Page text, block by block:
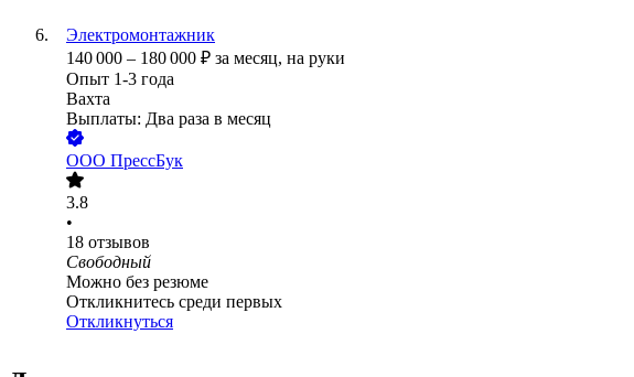
Электромонтажник
140 000 – 180 000 ₽ за месяц, на руки
Опыт 1-3 года
Вахта
Выплаты: Два раза в месяц
ООО ПрессБук
3.8
•
18 отзывов
Свободный
Можно без резюме
Откликнитесь среди первых
Откликнуться